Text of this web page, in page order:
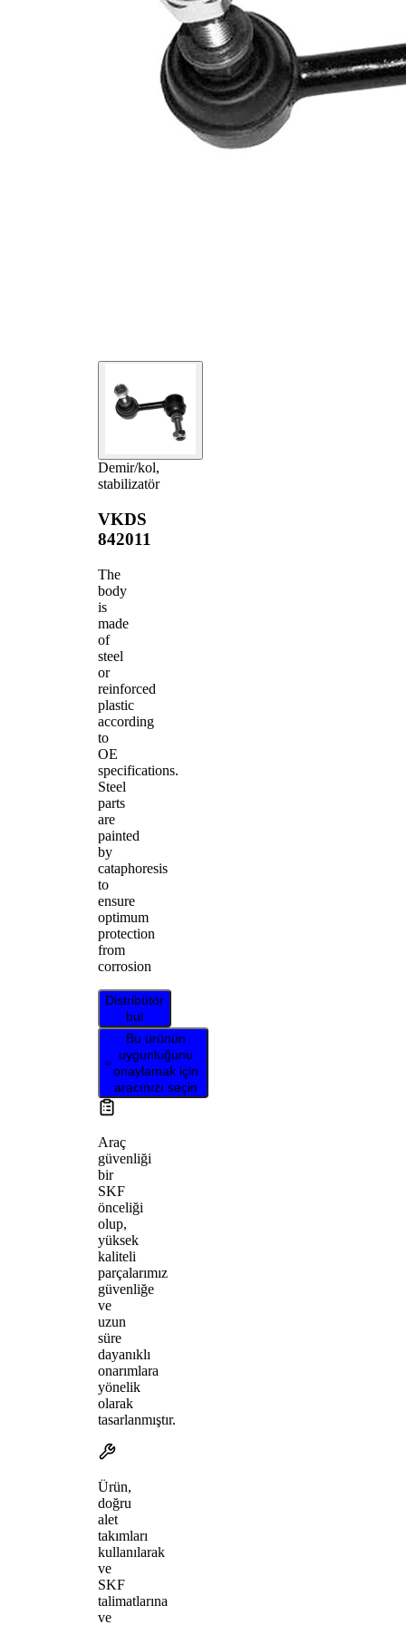
Demir/kol,
stabilizatör
VKDS
842011
The
body
is
made
of
steel
or
reinforced
plastic
according
to
OE
specifications.
Steel
parts
are
painted
by
cataphoresis
to
ensure
optimum
protection
from
corrosion
Distribütör
bul
Bu ürünün
uygunluğunu
onaylamak için
aracınızı seçin
Araç
güvenliği
bir
SKF
önceliği
olup,
yüksek
kaliteli
parçalarımız
güvenliğe
ve
uzun
süre
dayanıklı
onarımlara
yönelik
olarak
tasarlanmıştır.
Ürün,
doğru
alet
takımları
kullanılarak
ve
SKF
talimatlarına
ve
yağ ile
ölçüsü 1
M10 x
1,25
halindeki VKDS
842010